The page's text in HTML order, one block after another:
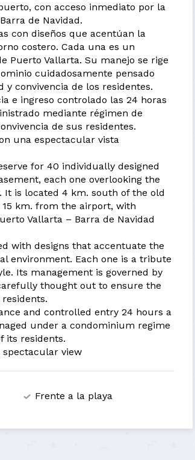
con acceso inmediato por la
de Navidad.
con diseños que acentúan la
costero. Cada una es un
Puerto Vallarta. Su manejo se rige
cuidadosamente pensado
y convivencia de los residentes.
e ingreso controlado las 24 horas
mediante régimen de
de sus residentes.
una espectacular vista
for 40 individually designed
each one overlooking the
It is located 4 km. south of the old
km. from the airport, with
Vallarta – Barra de Navidad
with designs that accentuate the
environment. Each one is a tribute
Its management is governed by
thought out to ensure the
and controlled entry 24 hours a
under a condominium regime
its residents.
spectacular view
Frente a la playa